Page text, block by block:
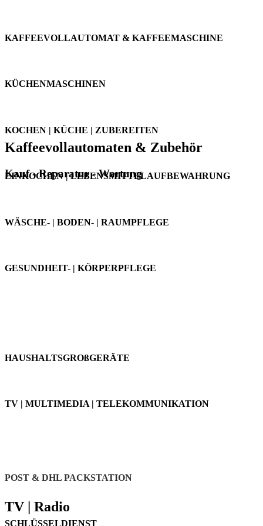
Kaffeevollautomaten & Zubehör
Kauf - Reparatur - Wartung
TV | Radio
KAFFEEVOLLAUTOMAT & KAFFEEMASCHINE
KÜCHENMASCHINEN
KOCHEN | KÜCHE | ZUBEREITEN
EINKOCHEN | LEBENSMITTELAUFBEWAHRUNG
WÄSCHE- | BODEN- | RAUMPFLEGE
GESUNDHEIT- | KÖRPERPFLEGE
HAUSHALTSGROßGERÄTE
TV | MULTIMEDIA | TELEKOMMUNIKATION
POST & DHL PACKSTATION
SCHLÜSSELDIENST